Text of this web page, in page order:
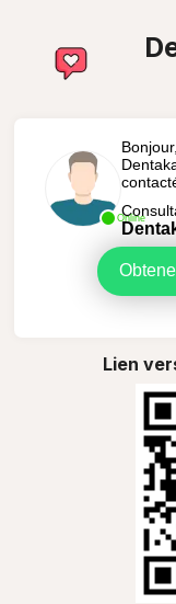
Online
Lien